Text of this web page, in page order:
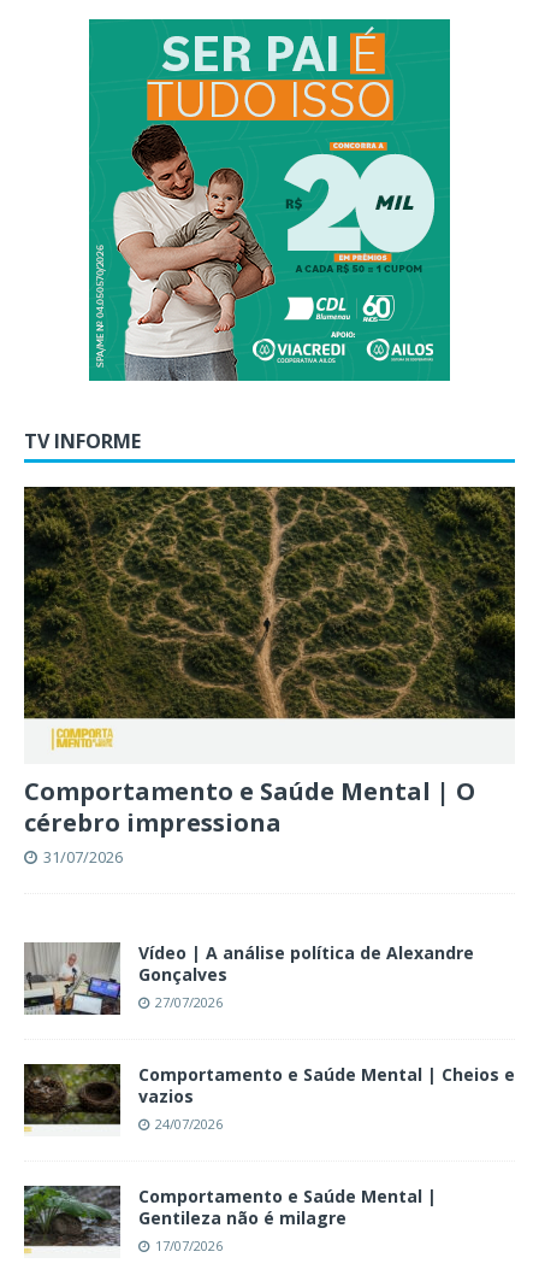
TV INFORME
Comportamento e Saúde Mental | O
cérebro impressiona
31/07/2026
Vídeo | A análise política de Alexandre
Gonçalves
27/07/2026
Comportamento e Saúde Mental | Cheios e
vazios
24/07/2026
Comportamento e Saúde Mental |
Gentileza não é milagre
17/07/2026